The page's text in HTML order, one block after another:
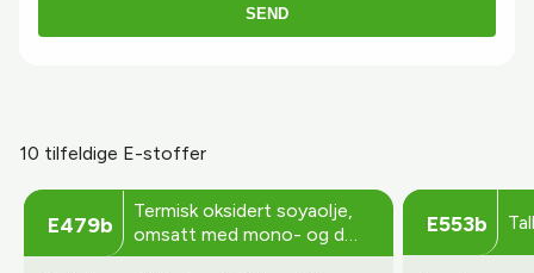
SEND
10 tilfeldige E-stoffer
E479b
Termisk oksidert soyaolje,
omsatt med mono- og d…
E553b